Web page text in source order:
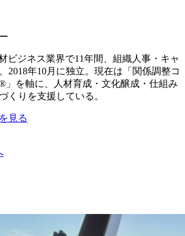
ビジネス業界で11年間、組織人事・キャ
2018年10月に独立。現在は「関係調整コ
」を軸に、人材育成・文化醸成・仕組み
くりを支援している。
見る